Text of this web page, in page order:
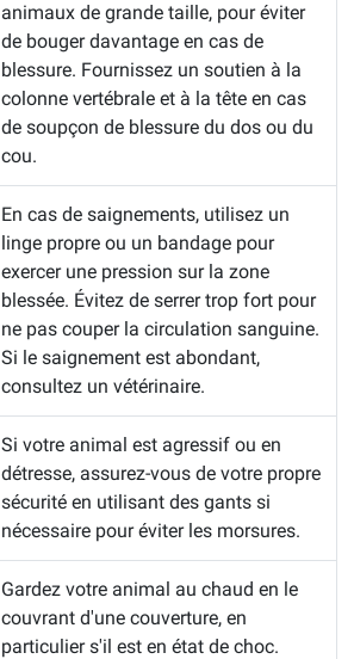
animaux de grande taille, pour éviter
de bouger davantage en cas de
blessure. Fournissez un soutien à la
colonne vertébrale et à la tête en cas
de soupçon de blessure du dos ou du
cou.
En cas de saignements, utilisez un
linge propre ou un bandage pour
exercer une pression sur la zone
blessée. Évitez de serrer trop fort pour
ne pas couper la circulation sanguine.
Si le saignement est abondant,
consultez un vétérinaire.
Si votre animal est agressif ou en
détresse, assurez-vous de votre propre
sécurité en utilisant des gants si
nécessaire pour éviter les morsures.
Gardez votre animal au chaud en le
couvrant d'une couverture, en
particulier s'il est en état de choc.